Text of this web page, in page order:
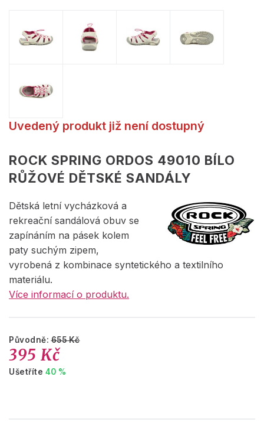
Uvedený produkt již není dostupný
ROCK SPRING ORDOS 49010 BÍLO
RŮŽOVÉ DĚTSKÉ SANDÁLY
Dětská letní vycházková a
rekreační sandálová obuv se
zapínáním na pásek kolem
paty suchým zipem,
vyrobená z kombinace syntetického a textilního
materiálu.
Více informací o produktu.
Původně:655 Kč
395 Kč
Ušetříte 40 %